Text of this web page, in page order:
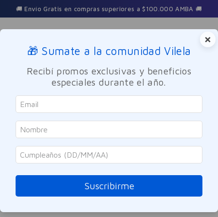
🚚 Envío Gratis en compras superiores a $100.000 AMBA 🚚
Buscar
corrector-de-ojeras-hd-ultra-photogenic-tono-05-orange
OOPS!
No encontramos ningún resultado para
photogenic-tono-05-orange
¿Qué debo hacer?
×
🎁 Sumate a la comunidad Vilela
Recibí promos exclusivas y beneficios
especiales durante el año.
Suscribirme